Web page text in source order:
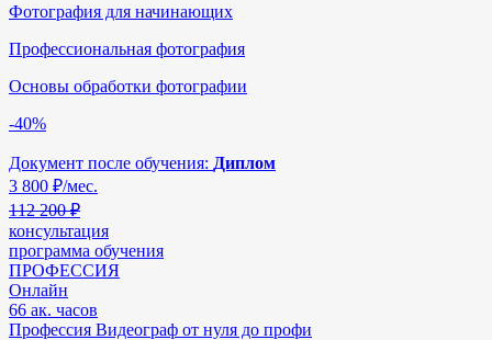
Фотография для начинающих
Профессиональная фотография
Основы обработки фотографии
-40%
Документ после обучения: Диплом
3 800 ₽/мес.
112 200 ₽
консультация
программа обучения
ПРОФЕССИЯ
Онлайн
66 ак. часов
Профессия Видеограф от нуля до профи